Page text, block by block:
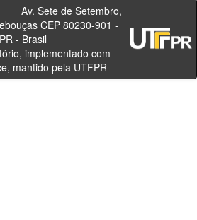
de Setembro,
CEP 80230-901 -
- PR - Brasil
implementado com
mantido pela UTFPR